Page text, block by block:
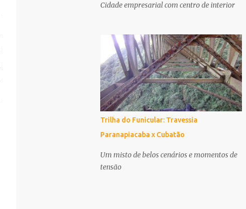
Cidade empresarial com centro de interior
Trilha do Funicular: Travessia
Paranapiacaba x Cubatão
Um misto de belos cenários e momentos de
tensão